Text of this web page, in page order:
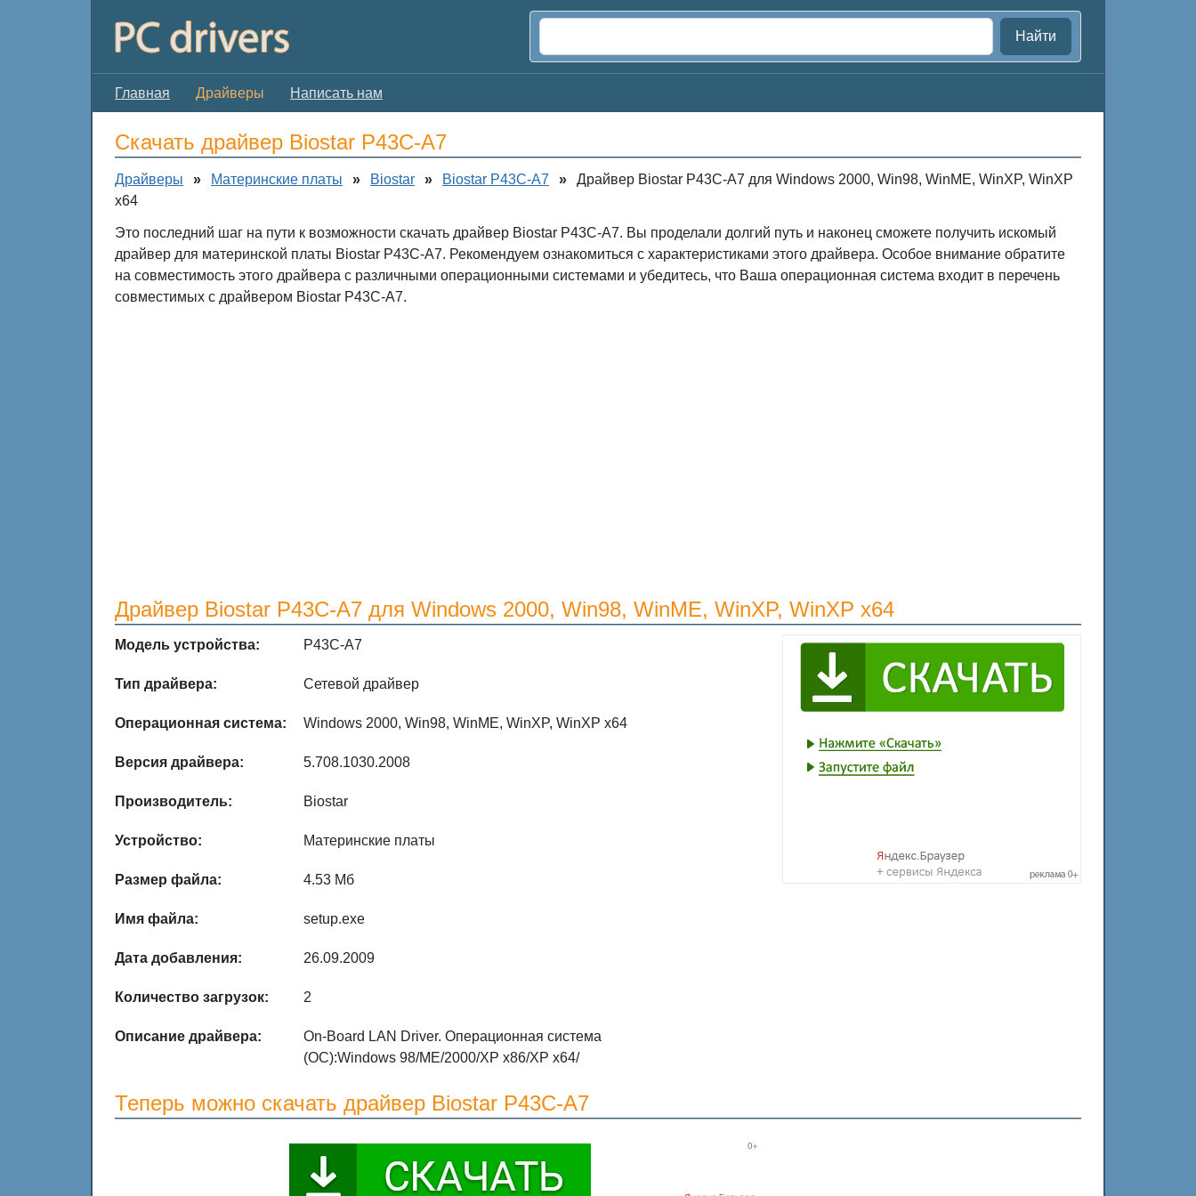
Найти
Главная Драйверы Написать нам
Скачать драйвер Biostar P43C-A7
Драйверы » Материнские платы » Biostar » Biostar P43C-A7 »
Драйвер Biostar P43C-A7 для Windows 2000, Win98, WinME, WinXP, WinXP
x64
Это последний шаг на пути к возможности скачать драйвер Biostar P43C-A7. Вы проделали долгий путь и наконец сможете получить искомый
драйвер для материнской платы Biostar P43C-A7. Рекомендуем ознакомиться с характеристиками этого драйвера. Особое внимание обратите
на совместимость этого драйвера с различными операционными системами и убедитесь, что Ваша операционная система входит в перечень
совместимых с драйвером Biostar P43C-A7.
Драйвер Biostar P43C-A7 для Windows 2000, Win98, WinME, WinXP, WinXP x64
Модель устройства: P43C-A7
Тип драйвера: Сетевой драйвер
Операционная система: Windows 2000, Win98, WinME, WinXP, WinXP x64
Версия драйвера: 5.708.1030.2008
Производитель: Biostar
Устройство: Материнские платы
Размер файла: 4.53 Мб
Имя файла: setup.exe
Дата добавления: 26.09.2009
Количество загрузок: 2
Описание драйвера:
On-Board LAN Driver. Операционная система
(ОС):Windows 98/ME/2000/XP x86/XP x64/
Теперь можно скачать драйвер Biostar P43C-A7